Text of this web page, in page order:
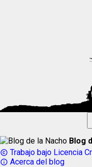
Blog
copyright Trabajo bajo Licencia
info_outline Acerca del blog